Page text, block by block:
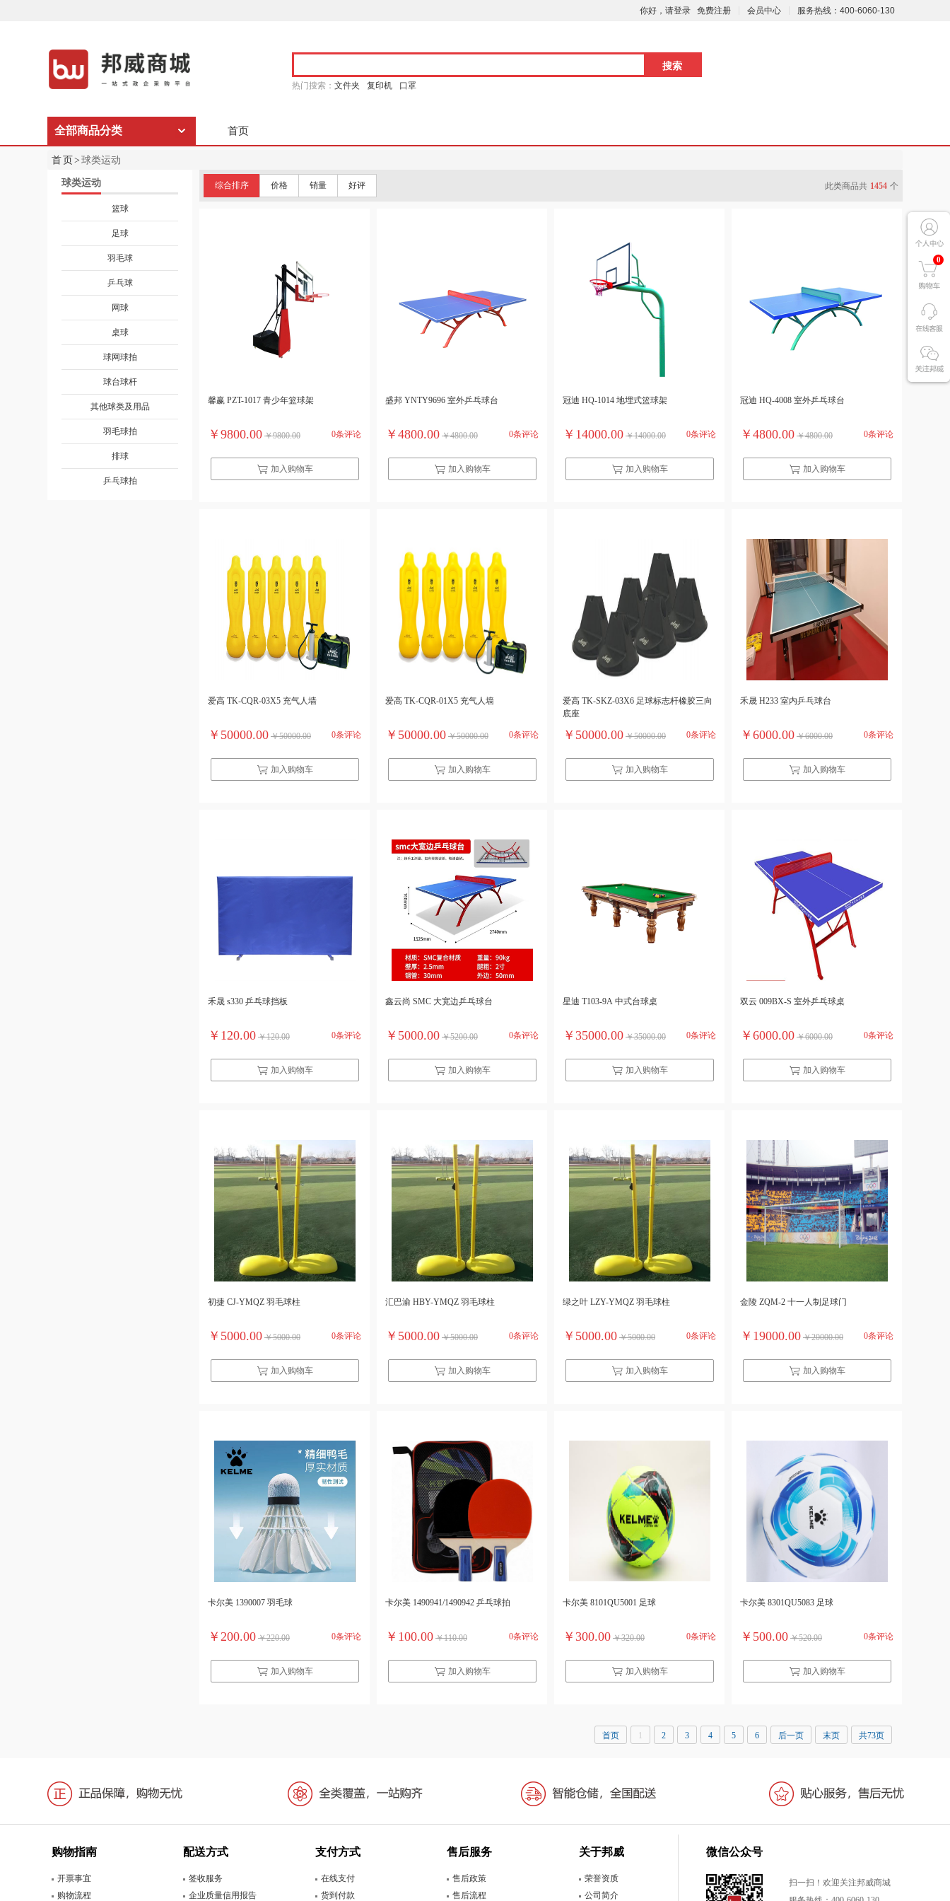
你好，请登录 免费注册 会员中心 服务热线：400-6060-130
热门搜索： 文件夹 复印机 口罩
0
全部商品分类 首页
首页> 球类运动
球类运动
篮球
足球
羽毛球
乒乓球
网球
桌球
球网球拍
球台球杆
其他球类及用品
羽毛球拍
排球
乒乓球拍
综合排序 价格 销量 好评 此类商品共 1454 个
馨赢 PZT-1017 青少年篮球架
￥9800.00 ￥9800.00 0条评论
加入购物车
盛邦 YNTY9696 室外乒乓球台
￥4800.00 ￥4800.00 0条评论
加入购物车
冠迪 HQ-1014 地埋式篮球架
￥14000.00 ￥14000.00 0条评论
加入购物车
冠迪 HQ-4008 室外乒乓球台
￥4800.00 ￥4800.00 0条评论
加入购物车
爱高 TK-CQR-03X5 充气人墙
￥50000.00 ￥50000.00 0条评论
加入购物车
爱高 TK-CQR-01X5 充气人墙
￥50000.00 ￥50000.00 0条评论
加入购物车
爱高 TK-SKZ-03X6 足球标志杆橡胶三向
底座
￥50000.00 ￥50000.00 0条评论
加入购物车
禾晟 H233 室内乒乓球台
￥6000.00 ￥6000.00 0条评论
加入购物车
禾晟 s330 乒乓球挡板
￥120.00 ￥120.00 0条评论
加入购物车
鑫云尚 SMC 大宽边乒乓球台
￥5000.00 ￥5200.00 0条评论
加入购物车
星迪 T103-9A 中式台球桌
￥35000.00 ￥35000.00 0条评论
加入购物车
双云 009BX-S 室外乒乓球桌
￥6000.00 ￥6000.00 0条评论
加入购物车
初捷 CJ-YMQZ 羽毛球柱
￥5000.00 ￥5000.00 0条评论
加入购物车
汇巴渝 HBY-YMQZ 羽毛球柱
￥5000.00 ￥5000.00 0条评论
加入购物车
绿之叶 LZY-YMQZ 羽毛球柱
￥5000.00 ￥5000.00 0条评论
加入购物车
金陵 ZQM-2 十一人制足球门
￥19000.00 ￥20000.00 0条评论
加入购物车
卡尔美 1390007 羽毛球
￥200.00 ￥220.00 0条评论
加入购物车
卡尔美 1490941/1490942 乒乓球拍
￥100.00 ￥110.00 0条评论
加入购物车
卡尔美 8101QU5001 足球
￥300.00 ￥320.00 0条评论
加入购物车
卡尔美 8301QU5083 足球
￥500.00 ￥520.00 0条评论
加入购物车
首页 2 3 4 5 6 后一页 末页 共73页
购物指南
开票事宜
购物流程
配送方式
签收服务
企业质量信用报告
支付方式
在线支付
货到付款
售后服务
售后政策
售后流程
关于邦威
荣誉资质
公司简介
微信公众号
扫一扫！欢迎关注邦威商城